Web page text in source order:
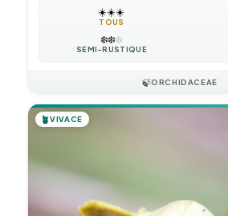
☀️☀️☀️
TOUS
❄️❄️❄️
SEMI-RUSTIQUE
🍃ORCHIDACEAE
🪴VIVACE